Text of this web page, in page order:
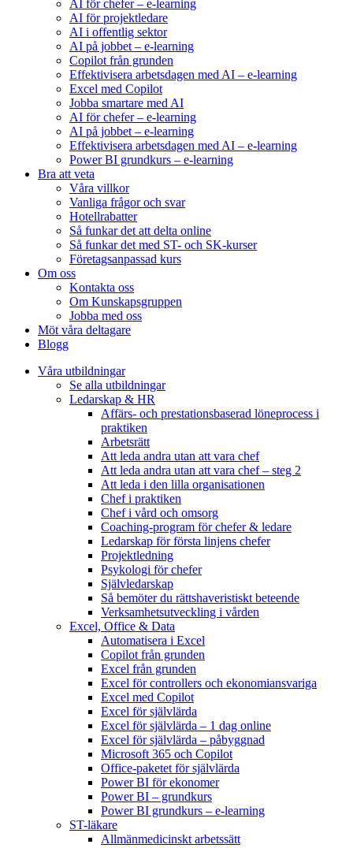
AI för chefer – e-learning
AI för projektledare
AI i offentlig sektor
AI på jobbet – e-learning
Copilot från grunden
Effektivisera arbetsdagen med AI – e-learning
Excel med Copilot
Jobba smartare med AI
AI för chefer – e-learning
AI på jobbet – e-learning
Effektivisera arbetsdagen med AI – e-learning
Power BI grundkurs – e-learning
Bra att veta
Våra villkor
Vanliga frågor och svar
Hotellrabatter
Så funkar det att delta online
Så funkar det med ST- och SK-kurser
Företagsanpassad kurs
Om oss
Kontakta oss
Om Kunskapsgruppen
Jobba med oss
Möt våra deltagare
Blogg
Våra utbildningar
Se alla utbildningar
Ledarskap & HR
Affärs- och prestationsbaserad löneprocess i
praktiken
Arbetsrätt
Att leda andra utan att vara chef
Att leda andra utan att vara chef – steg 2
Att leda i den lilla organisationen
Chef i praktiken
Chef i vård och omsorg
Coaching-program för chefer & ledare
Ledarskap för första linjens chefer
Projektledning
Psykologi för chefer
Självledarskap
Så bemöter du rättshaveristiskt beteende
Verksamhetsutveckling i vården
Excel, Office & Data
Automatisera i Excel
Copilot från grunden
Excel från grunden
Excel för controllers och ekonomiansvariga
Excel med Copilot
Excel för självlärda
Excel för självlärda – 1 dag online
Excel för självlärda – påbyggnad
Microsoft 365 och Copilot
Office-paketet för självlärda
Power BI för ekonomer
Power BI – grundkurs
Power BI grundkurs – e-learning
ST-läkare
Allmänmedicinskt arbetssätt